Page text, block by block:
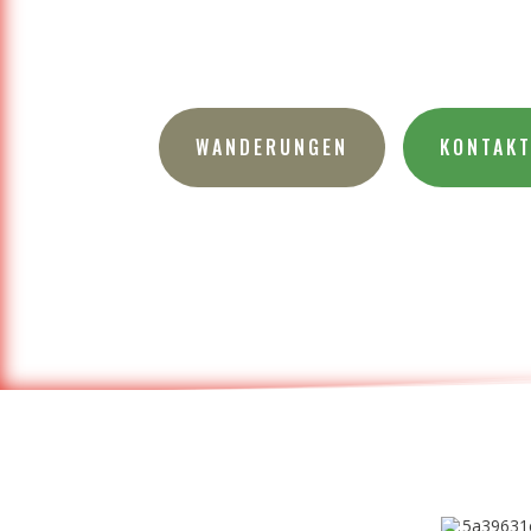
WANDERUNGEN